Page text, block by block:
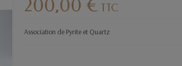
200,00 € TTC
Association de Pyrite et Quartz